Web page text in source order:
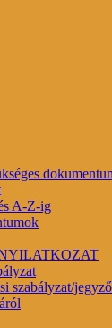
A-Z-ig
szabályzat/